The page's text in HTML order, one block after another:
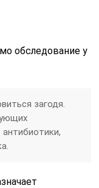
обследование у
загодя.